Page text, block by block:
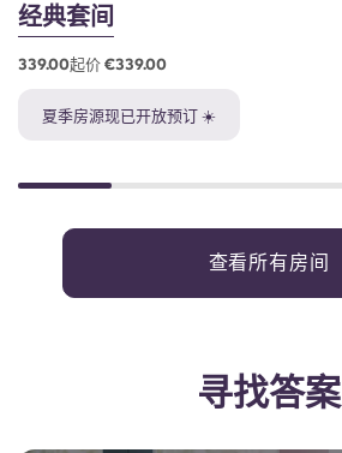
经典套间
339.00起价 €339.00
夏季房源现已开放预订 ☀️
查看所有房间
寻找答案